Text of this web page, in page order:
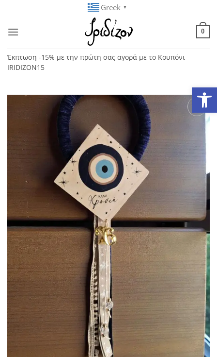
περιεχόμενο
Greek ▼
0
Έκπτωση -15% με την πρώτη σας αγορά με το Κουπόνι
IRIDIZON15